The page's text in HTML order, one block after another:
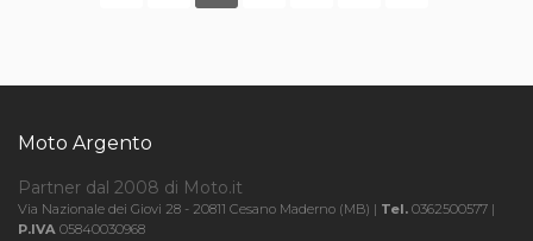
Moto Argento
Partner dal 2008 di Moto.it
Via Nazionale dei Giovi 28 - 20811 Cesano Maderno (MB) | Tel. 0362500577 |
P.IVA 05840030968